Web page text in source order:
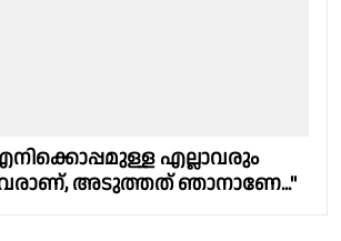
എല്ലാവരും
അടുത്തത് ഞാനാണേ..."